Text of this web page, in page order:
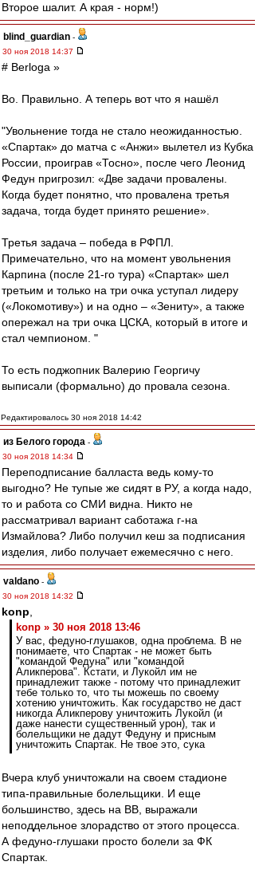
Второе шалит. А края - норм!)
blind_guardian -
30 ноя 2018 14:37
# Berloga »
Во. Правильно. А теперь вот что я нашёл
"Увольнение тогда не стало неожиданностью.
«Спартак» до матча с «Анжи» вылетел из Кубка
России, проиграв «Тосно», после чего Леонид
Федун пригрозил: «Две задачи провалены.
Когда будет понятно, что провалена третья
задача, тогда будет принято решение».
Третья задача – победа в РФПЛ.
Примечательно, что на момент увольнения
Карпина (после 21-го тура) «Спартак» шел
третьим и только на три очка уступал лидеру
(«Локомотиву») и на одно – «Зениту», а также
опережал на три очка ЦСКА, который в итоге и
стал чемпионом. "
То есть поджопник Валерию Георгичу
выписали (формально) до провала сезона.
Редактировалось 30 ноя 2018 14:42
из Белого города -
30 ноя 2018 14:34
Переподписание балласта ведь кому-то
выгодно? Не тупые же сидят в РУ, а когда надо,
то и работа со СМИ видна. Никто не
рассматривал вариант саботажа г-на
Измайлова? Либо получил кеш за подписания
изделия, либо получает ежемесячно с него.
valdano -
30 ноя 2018 14:32
konp
konp » 30 ноя 2018 13:46
У вас, федуно-глушаков, одна проблема. В не
понимаете, что Спартак - не может быть
"командой Федуна" или "командой
Аликперова". Кстати, и Лукойл им не
принадлежит также - потому что принадлежит
тебе только то, что ты можешь по своему
хотению уничтожить. Как государство не даст
никогда Аликперову уничтожить Лукойл (и
даже нанести существенный урон), так и
болельщики не дадут Федуну и присным
уничтожить Спартак. Не твое это, сука
Вчера клуб уничтожали на своем стадионе
типа-правильные болельщики. И еще
большинство, здесь на ВВ, выражали
неподдельное злорадство от этого процесса.
А федуно-глушаки просто болели за ФК
Спартак.